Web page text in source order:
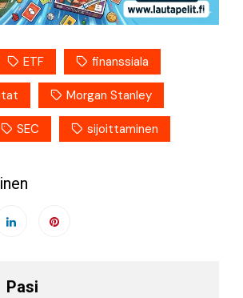
ETF finanssiala
Morgan Stanley
SEC sijoittaminen
Pasi